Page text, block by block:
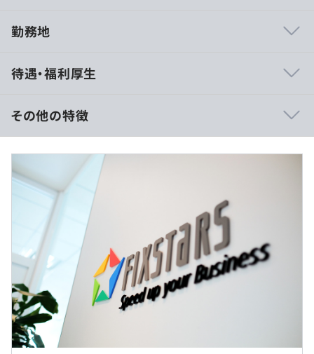
す】
・開発に必要なソフトウェア、技術書の購入に特に制限は
ありません。
・各種オープンソースや開発ツール、テストツールなども
自由です。
・申請は必要ですが、自分の機材を持ち込むことも可能で
◆最大13TBとなる大容量高速ストレージの開発
◆大容量と安定した転送速度を実現するFPGA等回路開発
◆爆発的に増加するデータの機械学習処理基盤
◆世界中のスマートフォンに搭載される、NANDフラッシ
ュメモリの制御ソフトウェア開発およびドライバ開発
◆世界中の組込み機器に搭載される、画像認識プロセッサ
勤務地
待遇・福利厚生
裁量労働制の場合
■賃金形態：年俸制／年俸を12分割
■賃金の決定方法：経験・能力を考慮の上、当社規定によ
り決定
・エンジニア/シニアエンジニア/アドバンストシニアエン
ジニア(裁量労働制)
月給：500,000円～725,000円（固定残業代含む）
基本給：405,500円～588,000円（固定残業代は月30時間
該当分、94,500円～137,000円を支給）
※超過した場合の時間外労働の残業手当は別途支給
・リードエンジニア(裁量労働制)
月給：750,100円～841,800円（固定残業代・役付き手当
その他の特徴